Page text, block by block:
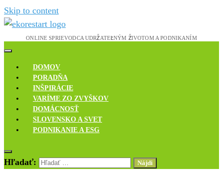
Skip to content
Ekoreštart
Novinky, rozhovory a inšpirácie
DOMOV
PORADŇA
INŠPIRÁCIE
VARÍME ZO ZVYŠKOV
DOMÁCNOSŤ
SLOVENSKO A SVET
PODNIKANIE A ESG
Hľadať: